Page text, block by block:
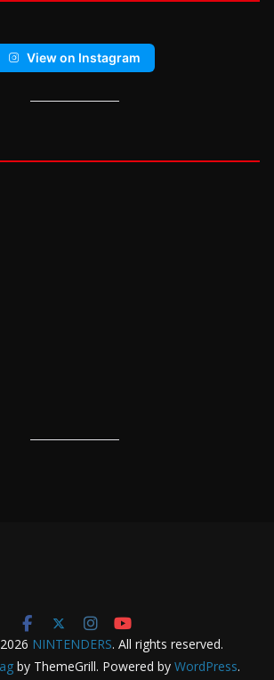
View on Instagram
NINTENDERS. All rights reserved.
by ThemeGrill. Powered by WordPress.